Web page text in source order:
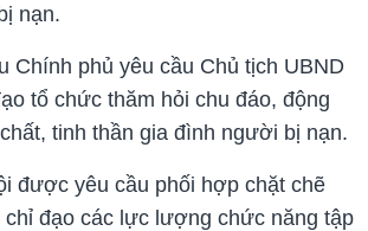
nạn.
Chính phủ yêu cầu Chủ tịch UBND
tổ chức thăm hỏi chu đáo, động
tinh thần gia đình người bị nạn.
được yêu cầu phối hợp chặt chẽ
đạo các lực lượng chức năng tập